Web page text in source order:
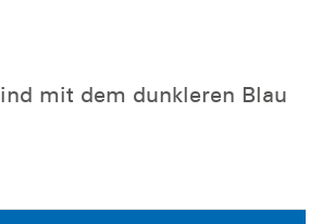
mit dem dunkleren Blau